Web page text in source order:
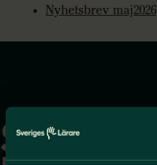
Nyhetsbrev maj2026
till
startsidan